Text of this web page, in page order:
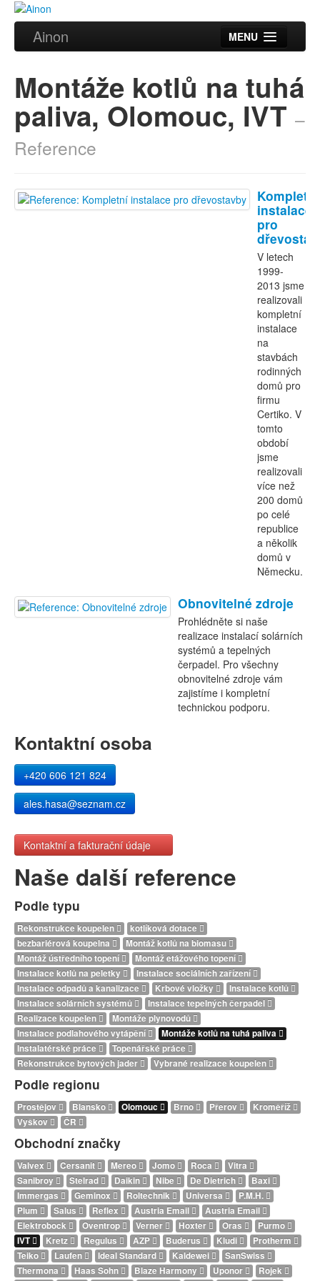
Ainon
MENU
Služby
Reference
Videa
Partneři
Montáže kotlů na tuhá
paliva, Olomouc, IVT –
Reference
Kompletní
instalace
pro
V letech
1999-
2013 jsme
realizovali
kompletní
instalace
na
stavbách
rodinných
domů pro
firmu
Certiko. V
tomto
období
jsme
realizovali
více než
200 domů
po celé
republice
a několik
domů v
Německu.
Obnovitelné zdroje
Prohlédněte si naše
realizace instalací solárních
systémů a tepelných
čerpadel. Pro všechny
obnovitelné zdroje vám
zajistíme i kompletní
technickou podporu.
Kontaktní osoba
+420 606 121 824
ales.hasa@seznam.cz
Kontaktní a fakturační údaje
Naše další reference
Podle typu
Rekonstrukce koupelen
kotlíková dotace
bezbariérová koupelna
Montáž kotlů na biomasu
Montáž ústředního topení
Montáž etážového topení
Instalace kotlů na peletky
Instalace sociálních zařízení
Instalace odpadů a kanalizace
Krbové vložky
Instalace kotlů
Instalace solárních systémů
Instalace tepelných čerpadel
Realizace koupelen
Montáže plynovodů
Instalace podlahového vytápění
Montáže kotlů na tuhá paliva
Instalatérské práce
Topenářské práce
Rekonstrukce bytových jader
Vybrané realizace koupelen
Podle regionu
Prostějov Blansko Olomouc Brno Přerov
Kroměříž
Vyškov
ČR
Obchodní značky
Valvex Cersanit Mereo Jomo Roca
Vitra
Sanibroy
Stelrad Daikin Nibe De Dietrich
Baxi
Immergas
Geminox Roltechnik Universa
P.M.H.
Plum
Salus Reflex Austria Email
Austria Email
Elektrobock
Oventrop Verner Hoxter Oras
Purmo
IVT
Kretz Regulus AZP Buderus Kludi
Protherm
Teiko
Laufen Ideal Standard Kaldewei
SanSwiss
Thermona
Haas Sohn Blaze Harmony Uponor
Rojek